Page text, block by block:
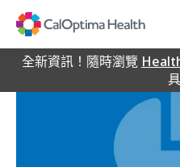
Content
全新資訊！隨時瀏覽